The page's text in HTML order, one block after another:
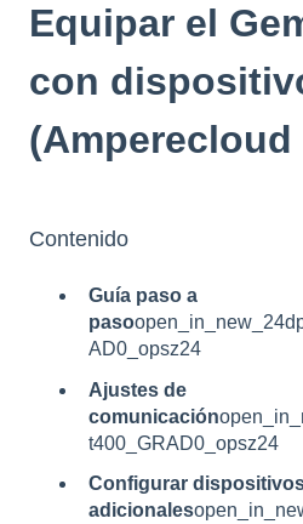
Equipar el
con
(Amperecloud
Contenido
Guía paso a
paso
AD0_opsz24
Ajustes de
comunicación
t400_GRAD0_opsz24
Configurar
adicionales